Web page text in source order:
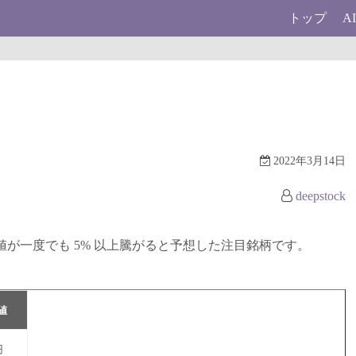
トップ
2022年3月14日
deepstock
一度でも 5% 以上騰がると予想した注目銘柄です。